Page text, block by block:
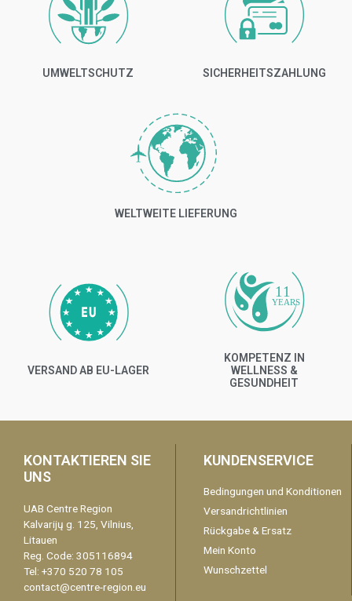
UMWELTSCHUTZ SICHERHEITSZAHLUNG
WELTWEITE LIEFERUNG
VERSAND AB EU-LAGER
11
YEARS
KOMPETENZ IN
WELLNESS &
GESUNDHEIT
KONTAKTIEREN SIE
UNS
UAB Centre Region
Kalvarijų g. 125, Vilnius,
Litauen
Reg. Code: 305116894
Tel: +370 520 78 105
contact@centre-region.eu
KUNDENSERVICE
Bedingungen und Konditionen
Versandrichtlinien
Rückgabe & Ersatz
Mein Konto
Wunschzettel